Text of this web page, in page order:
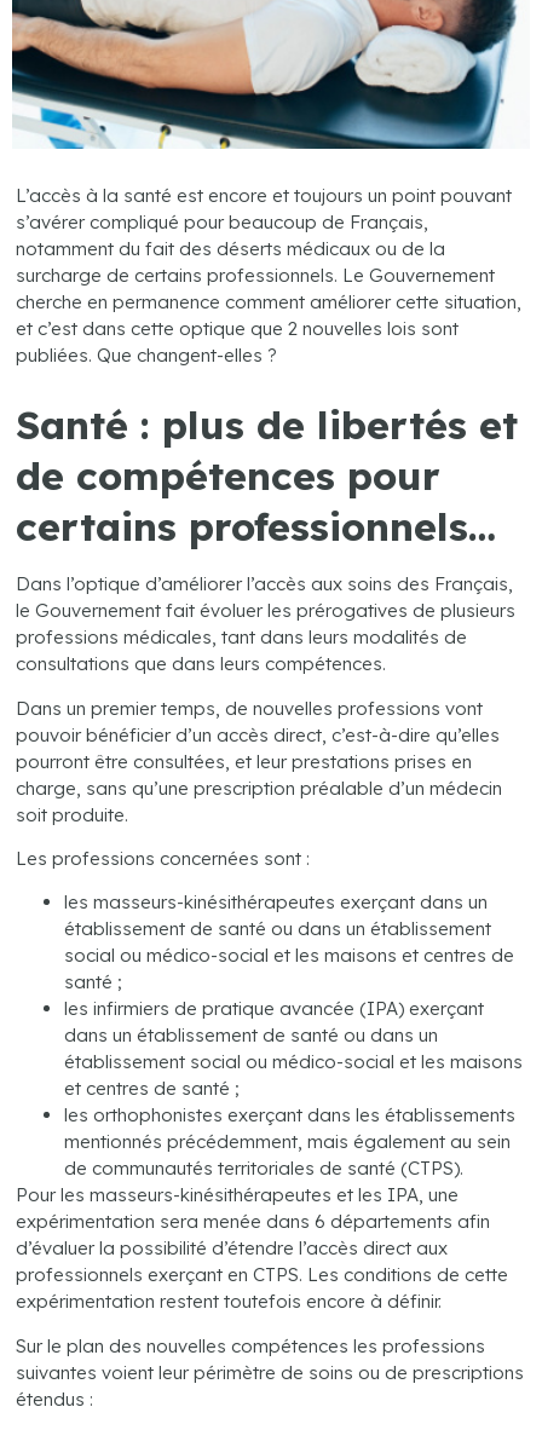
L’accès à la santé est encore et toujours un point pouvant
s’avérer compliqué pour beaucoup de Français,
notamment du fait des déserts médicaux ou de la
surcharge de certains professionnels. Le Gouvernement
cherche en permanence comment améliorer cette situation,
et c’est dans cette optique que 2 nouvelles lois sont
publiées. Que changent-elles ?
Santé : plus de libertés et
de compétences pour
certains professionnels…
Dans l’optique d’améliorer l’accès aux soins des Français,
le Gouvernement fait évoluer les prérogatives de plusieurs
professions médicales, tant dans leurs modalités de
consultations que dans leurs compétences.
Dans un premier temps, de nouvelles professions vont
pouvoir bénéficier d’un accès direct, c’est-à-dire qu’elles
pourront être consultées, et leur prestations prises en
charge, sans qu’une prescription préalable d’un médecin
soit produite.
Les professions concernées sont :
les masseurs-kinésithérapeutes exerçant dans un
établissement de santé ou dans un établissement
social ou médico-social et les maisons et centres de
santé ;
les infirmiers de pratique avancée (IPA) exerçant
dans un établissement de santé ou dans un
établissement social ou médico-social et les maisons
et centres de santé ;
les orthophonistes exerçant dans les établissements
mentionnés précédemment, mais également au sein
de communautés territoriales de santé (CTPS).
Pour les masseurs-kinésithérapeutes et les IPA, une
expérimentation sera menée dans 6 départements afin
d’évaluer la possibilité d’étendre l’accès direct aux
professionnels exerçant en CTPS. Les conditions de cette
expérimentation restent toutefois encore à définir.
Sur le plan des nouvelles compétences les professions
suivantes voient leur périmètre de soins ou de prescriptions
étendus :